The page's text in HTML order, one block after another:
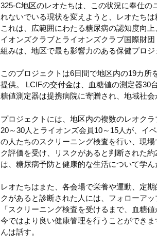
325-C地区のレオたちは、この状況に奉仕
れないでいる現状を変えようと、レオたち
これは、広範囲にわたる糖尿病の認知度向
イオンズクラブとライオンズクラブ国際財
組みは、地区で最も影響力のある保健プロジ
このプロジェクトは6日間で地区内の19カ
提供。 LCIFの交付金は、血糖値の測定器30
糖値測定器は提携病院に寄贈され、地域社
プロジェクトには、地区内の複数のレオク
20～30人とライオンズ会員10～15人が、イ
の人たちのスクリーニング検査を行い、現
ク評価を受け、リスクがあると判断された
は、糖尿病予防と健康的な生活について学
レオたちはまた、各会場で栄養や運動、定
クがあると診断された人には、フォローア
「スクリーニング検査を受けるまで、血糖
今ではより良い健康管理を行うことができ
んは話す。